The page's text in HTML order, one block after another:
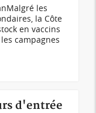
les
la Côte
en vaccins
campagnes
d'entrée